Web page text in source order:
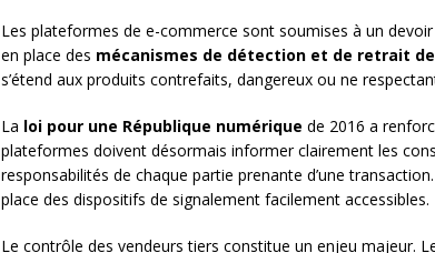
Les plateformes de e-commerce sont soumises à un
en place des mécanismes de détection et de retrait
s’étend aux produits contrefaits, dangereux ou ne
La loi pour une République numérique de 2016 a
plateformes doivent désormais informer clairement les
responsabilités de chaque partie prenante d’une
place des dispositifs de signalement facilement accessibles.
Le contrôle des vendeurs tiers constitue un enjeu majeur.